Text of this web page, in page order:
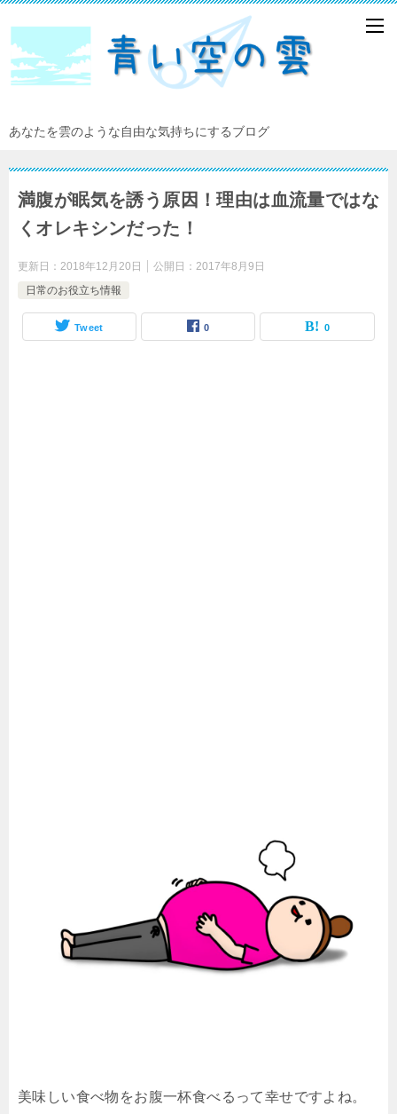
あなたを雲のような自由な気持ちにするブログ
満腹が眠気を誘う原因！理由は血流量ではな
くオレキシンだった！
更新日： 2018年12月20日 公開日： 2017年8月9日
日常のお役立ち情報
Tweet 0 0
美味しい食べ物をお腹一杯食べるって幸せですよね。